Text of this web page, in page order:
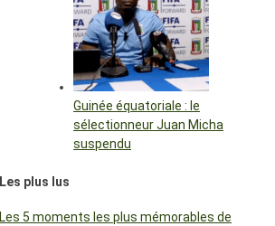
Guinée équatoriale : le
sélectionneur Juan Micha
suspendu
Les plus lus
Les 5 moments les plus mémorables de